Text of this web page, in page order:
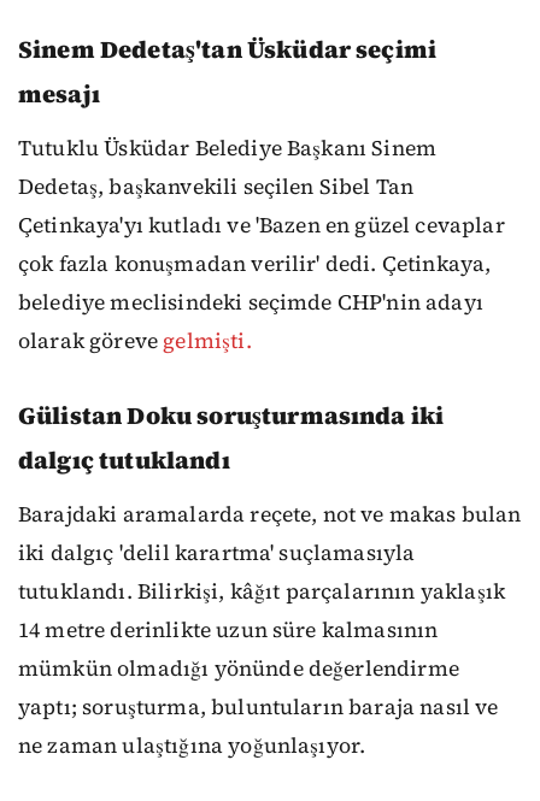
Sinem Dedetaş'tan Üsküdar seçimi
mesajı
Tutuklu Üsküdar Belediye Başkanı Sinem
Dedetaş, başkanvekili seçilen Sibel Tan
Çetinkaya'yı kutladı ve 'Bazen en güzel cevaplar
çok fazla konuşmadan verilir' dedi. Çetinkaya,
belediye meclisindeki seçimde CHP'nin adayı
olarak göreve gelmişti.
Gülistan Doku soruşturmasında iki
dalgıç tutuklandı
Barajdaki aramalarda reçete, not ve makas bulan
iki dalgıç 'delil karartma' suçlamasıyla
tutuklandı. Bilirkişi, kâğıt parçalarının yaklaşık
14 metre derinlikte uzun süre kalmasının
mümkün olmadığı yönünde değerlendirme
yaptı; soruşturma, buluntuların baraja nasıl ve
ne zaman ulaştığına yoğunlaşıyor.